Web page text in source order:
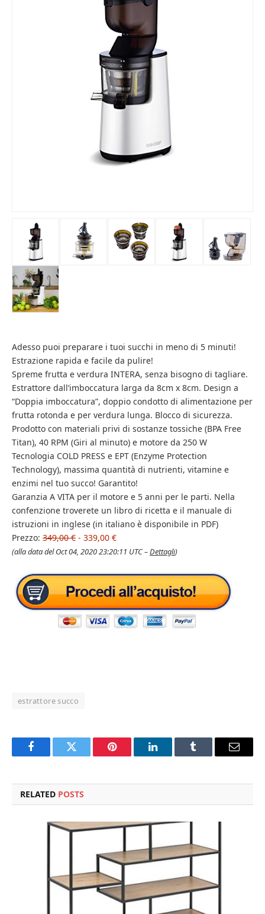
Adesso puoi preparare i tuoi succhi in meno di 5 minuti!
Estrazione rapida e facile da pulire!
Spreme frutta e verdura INTERA, senza bisogno di tagliare.
Estrattore dall’imboccatura larga da 8cm x 8cm. Design a
“Doppia imboccatura”, doppio condotto di alimentazione per
frutta rotonda e per verdura lunga. Blocco di sicurezza.
Prodotto con materiali privi di sostanze tossiche (BPA Free
Titan), 40 RPM (Giri al minuto) e motore da 250 W
Tecnologia COLD PRESS e EPT (Enzyme Protection
Technology), massima quantità di nutrienti, vitamine e
enzimi nel tuo succo! Garantito!
Garanzia A VITA per il motore e 5 anni per le parti. Nella
confenzione troverete un libro di ricetta e il manuale di
istruzioni in inglese (in italiano è disponibile in PDF)
Prezzo: 349,00 € - 339,00 €
(alla data del Oct 04, 2020 23:20:11 UTC –Dettagli)
estrattore succo
FacebookTwitter Pinterest LinkedInTumblr Email
RELATED POSTS